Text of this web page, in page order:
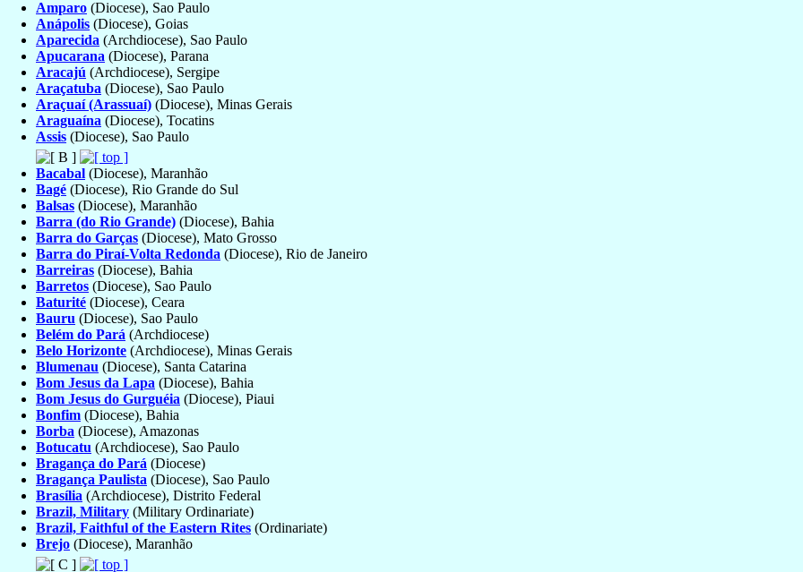
Amparo (Diocese), Sao Paulo
Anápolis (Diocese), Goias
Aparecida (Archdiocese), Sao Paulo
Apucarana (Diocese), Parana
Aracajú (Archdiocese), Sergipe
Araçatuba (Diocese), Sao Paulo
Araçuaí (Arassuaí) (Diocese), Minas Gerais
Araguaína (Diocese), Tocatins
Assis (Diocese), Sao Paulo
Bacabal (Diocese), Maranhão
Bagé (Diocese), Rio Grande do Sul
Balsas (Diocese), Maranhão
Barra (do Rio Grande) (Diocese), Bahia
Barra do Garças (Diocese), Mato Grosso
Barra do Piraí-Volta Redonda (Diocese), Rio de Janeiro
Barreiras (Diocese), Bahia
Barretos (Diocese), Sao Paulo
Baturité (Diocese), Ceara
Bauru (Diocese), Sao Paulo
Belém do Pará (Archdiocese)
Belo Horizonte (Archdiocese), Minas Gerais
Blumenau (Diocese), Santa Catarina
Bom Jesus da Lapa (Diocese), Bahia
Bom Jesus do Gurguéia (Diocese), Piaui
Bonfim (Diocese), Bahia
Borba (Diocese), Amazonas
Botucatu (Archdiocese), Sao Paulo
Bragança do Pará (Diocese)
Bragança Paulista (Diocese), Sao Paulo
Brasília (Archdiocese), Distrito Federal
Brazil, Military (Military Ordinariate)
Brazil, Faithful of the Eastern Rites (Ordinariate)
Brejo (Diocese), Maranhão